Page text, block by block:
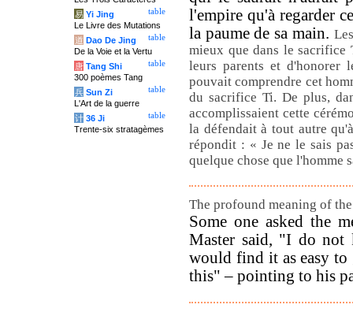
l'empire qu'à regarder
la paume de sa main.
mieux que dans le sacrifice
leurs parents et d'honorer
pouvait comprendre cet
du sacrifice Ti. De plus,
accomplissaient cette
la défendait à tout autre
répondit : « Je ne le sais
quelque chose que l'homme
The profound meaning of
Some one asked the
Master said, "I do not
would find it as easy
this" – pointing to his
table
易 Yi Jing
Le Livre des Mutations
table
道 Dao De Jing
De la Voie et la Vertu
table
唐 Tang Shi
300 poèmes Tang
table
兵 Sun Zi
L'Art de la guerre
table
计 36 Ji
Trente-six stratagèmes